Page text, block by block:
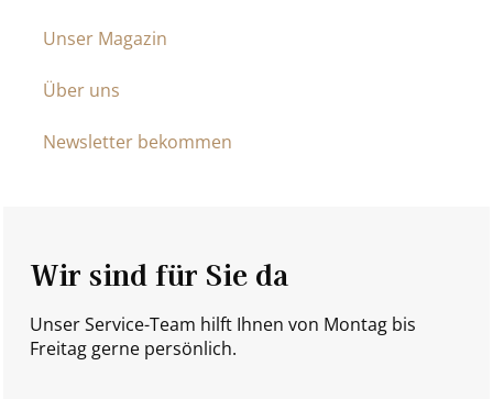
Unser Magazin
Über uns
Newsletter bekommen
Wir sind für Sie da
Unser Service-Team hilft Ihnen von Montag bis
Freitag gerne persönlich.